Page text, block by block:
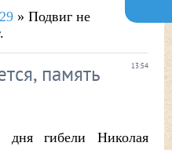
29 » Подвиг не
13:54
память
гибели Николая